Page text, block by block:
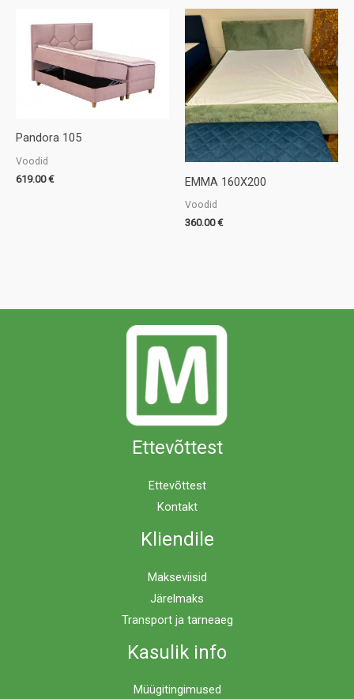
Pandora 105
Voodid
619.00€ EMMA 160X200
Voodid
360.00€
Ettevõttest
Ettevõttest
Kontakt
Kliendile
Makseviisid
Järelmaks
Transport ja tarneaeg
Kasulik info
Müügitingimused